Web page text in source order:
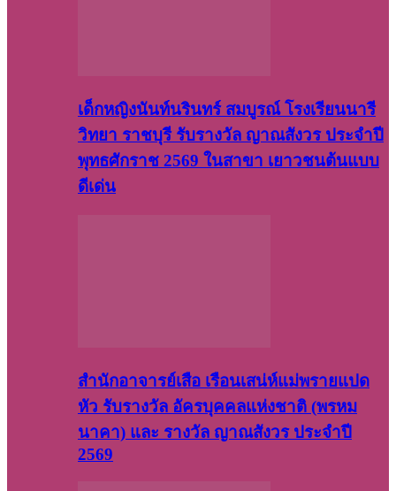
เด็กหญิงนันท์นรินทร์ สมบูรณ์ โรงเรียนนารี
วิทยา ราชบุรี รับรางวัล ญาณสังวร ประจำปี
พุทธศักราช 2569 ในสาขา เยาวชนต้นแบบ
ดีเด่น
สำนักอาจารย์เสือ เรือนเสน่ห์แม่พรายแปด
หัว รับรางวัล อัครบุคคลแห่งชาติ (พรหม
นาคา) และ รางวัล ญาณสังวร ประจำปี
2569